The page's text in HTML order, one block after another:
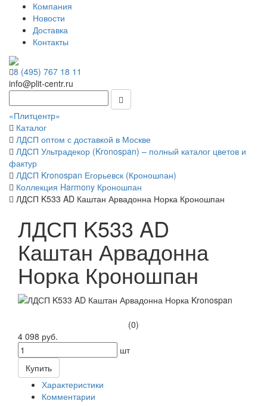
Компания
Новости
Доставка
Контакты
8 (495) 767 18 11
info@plit-centr.ru
«Плитцентр»
Каталог
ЛДСП оптом с доставкой в Москве
ЛДСП Ультрадекор (Kronospan) – полный каталог цветов и
фактур
ЛДСП Kronospan Егорьевск (Кроношпан)
Коллекция Harmony Кроношпан
ЛДСП K533 AD Каштан Арвадонна Норка Кроношпан
ЛДСП K533 AD
Каштан Арвадонна
Норка Кроношпан
(0)
4 098 руб.
шт
Купить
Характеристики
Комментарии